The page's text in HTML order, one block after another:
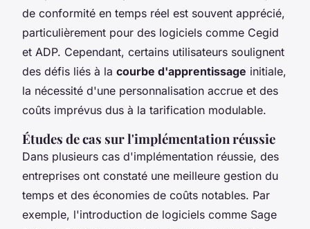
de conformité en temps réel est souvent apprécié,
particulièrement pour des logiciels comme Cegid
et ADP. Cependant, certains utilisateurs soulignent
des défis liés à la courbe d'apprentissage initiale,
la nécessité d'une personnalisation accrue et des
coûts imprévus dus à la tarification modulable.
Études de cas sur l'implémentation réussie
Dans plusieurs cas d'implémentation réussie, des
entreprises ont constaté une meilleure gestion du
temps et des économies de coûts notables. Par
exemple, l'introduction de logiciels comme Sage